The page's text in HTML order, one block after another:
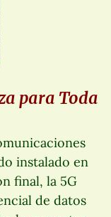
para Toda
instalado en
final, la 5G
de datos